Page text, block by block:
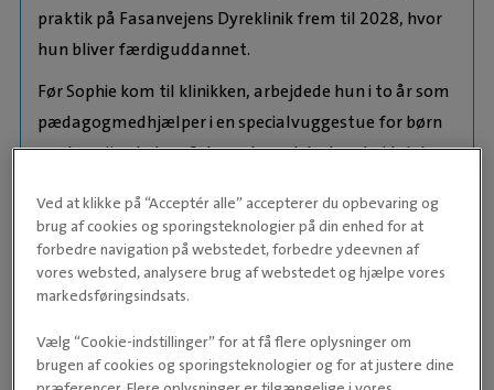
praktik på Fasanvejens Dyreklinik frem til 2028, hvor
hun bliver færdiguddannet.
Før Sophie kom til klinikken, arbejdede hun i to år som
pædagogmedhjælper i en specialvuggestue for børn
med særlige behov. Selvom hun elskede arbejdet, har
altid fyldt mest.
I klinikken kan I møde Sophie i skranken, ved telefonen
eller i operationsstuen, hvor hun lærer af de erfarne
brug for det. Hun lægger stor vægt på at møde både
dyr og mennesker med et smil, et lyttende øre og et
Ved at klikke på “Acceptér alle” accepterer du opbevaring og
brug af cookies og sporingsteknologier på din enhed for at
forbedre navigation på webstedet, forbedre ydeevnen af
vores websted, analysere brug af webstedet og hjælpe vores
markedsføringsindsats.
Vælg “Cookie-indstillinger” for at få flere oplysninger om
brugen af cookies og sporingsteknologier og for at justere dine